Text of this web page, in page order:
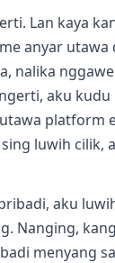
Lan kaya
anyar utawa
nalika
aku
platform
luwih cilik,
aku
Nanging,
menyang